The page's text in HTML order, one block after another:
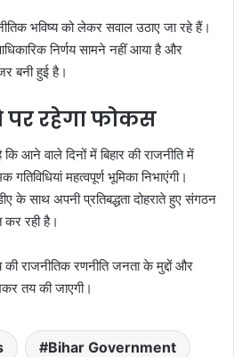
भविष्य को लेकर सवाल उठाए जा रहे हैं।
निर्णय सामने नहीं आया है और
बनी हुई है।
रहेगा फोकस
आने वाले दिनों में बिहार की राजनीति में
महत्वपूर्ण भूमिका निभाएंगी।
के साथ अपनी प्रतिबद्धता दोहराते हुए संगठन
रही है।
की राजनीतिक रणनीति जनता के मुद्दों और
तय की जाएगी।
Bihar Government